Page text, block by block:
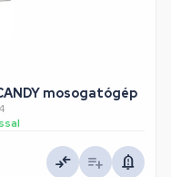
mosogatógép